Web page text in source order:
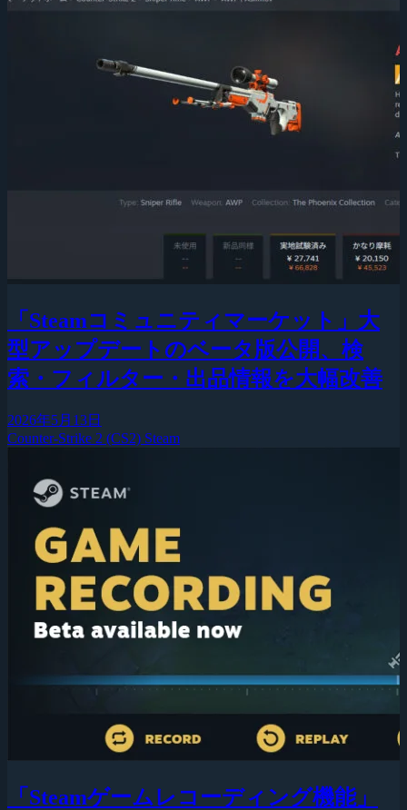
「Steamコミュニティマーケット」大
型アップデートのベータ版公開、検
索・フィルター・出品情報を大幅改善
2026年5月13日
Counter-Strike 2 (CS2) Steam
「Steamゲームレコーディング機能」